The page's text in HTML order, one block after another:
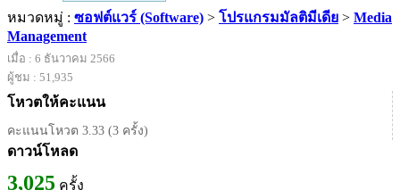
หมวดหมู่ : ซอฟต์แวร์ (Software) > โปรแกรมมัลติมีเดีย > Media
Management
เมื่อ : 6 ธันวาคม 2566
ผู้ชม : 51,935
โหวตให้คะแนน
คะแนนโหวต 3.33 (3 ครั้ง)
ดาวน์โหลด
3,025 ครั้ง